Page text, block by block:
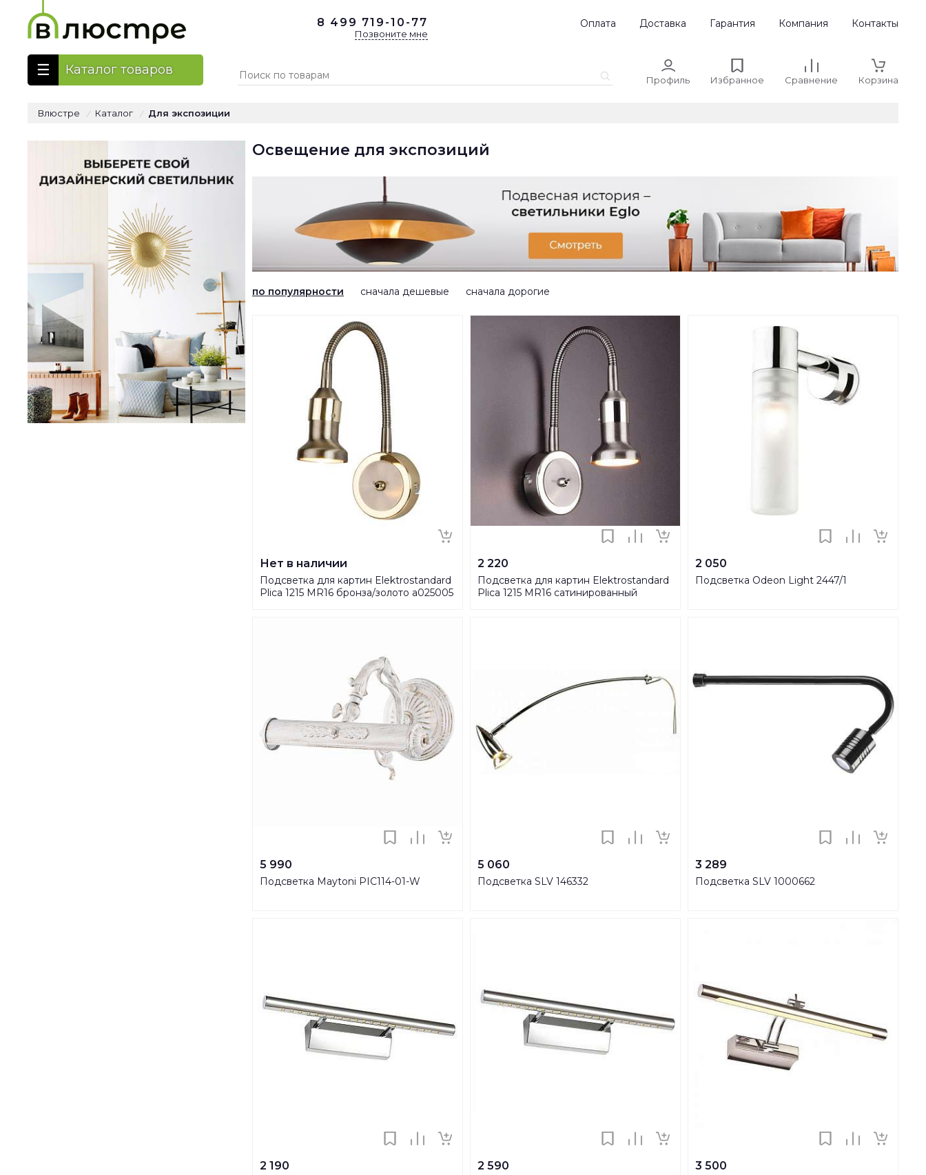
8 499 719-10-77
Позвоните мне
Оплата Доставка Гарантия Компания Контакты
Каталог товаров
Профиль Избранное Сравнение Корзина
Влюстре / Каталог / Для экспозиции
Освещение для экспозиций
по популярности сначала дешевые сначала дорогие
Нет в наличии
Подсветка для картин Elektrostandard
Plica 1215 MR16 бронза/золото a025005
2 220
Подсветка для картин Elektrostandard
Plica 1215 MR16 сатинированный
2 050
Подсветка Odeon Light 2447/1
5 990
Подсветка Maytoni PIC114-01-W
5 060
Подсветка SLV 146332
3 289
Подсветка SLV 1000662
2 190 2 590 3 500